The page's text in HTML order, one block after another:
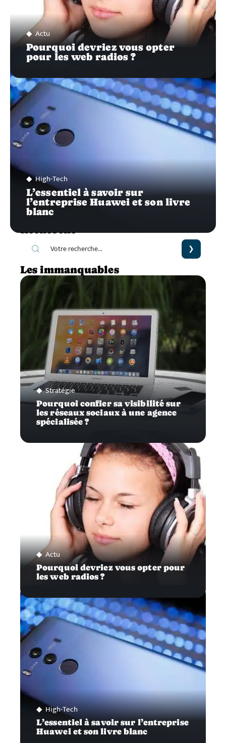
Actu
Pourquoi devriez vous opter
pour les web radios ?
High-Tech
L’essentiel à savoir sur
l’entreprise Huawei et son livre
blanc
Les immanquables
Stratégie
Pourquoi confier sa visibilité sur
les réseaux sociaux à une agence
spécialisée ?
Actu
Pourquoi devriez vous opter pour
les web radios ?
High-Tech
L’essentiel à savoir sur l’entreprise
Huawei et son livre blanc